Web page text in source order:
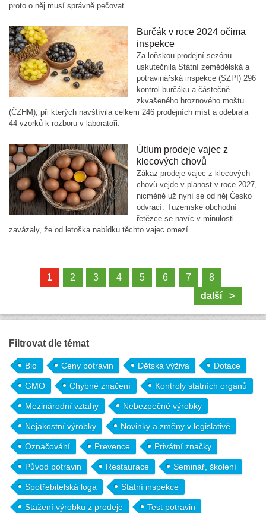
proto o něj musí správně pečovat.
Burčák v roce 2024 očima
inspekce
Za loňskou prodejní sezónu
uskutečnila Státní zemědělská a
potravinářská inspekce (SZPI) 296
kontrol burčáku a částečně
zkvašeného hroznového moštu
(ČZHM), při kterých navštívila celkem 246 prodejních míst a odebrala
44 vzorků k rozboru v laboratoři.
Útlum prodeje vajec z
klecových chovů
Zákaz prodeje vajec z klecových
chovů vejde v planost v roce 2027,
nicméně už nyní se od něj Česko
odvrací. Tuzemské obchodní
řetězce se navíc v minulosti
zavázaly, že od letoška nabídku těchto vajec omezí.
1 2 3 4 5 6 7
8
další >
Filtrovat dle témat
Bio Ceny potravin Dětská výživa Dotace
GMO Chybné značení Kontroly státních orgánů
Mezinárodní vztahy Nebezpečné výrobky
Nejakostní výrobky Novinky a změny v legislativě
Označování Prevence Privátní značky
Původ potravin Restaurace Seminář, školení
Spotřebitelská loga Státní inspekce
Stažení výrobku z prodeje Test potravin